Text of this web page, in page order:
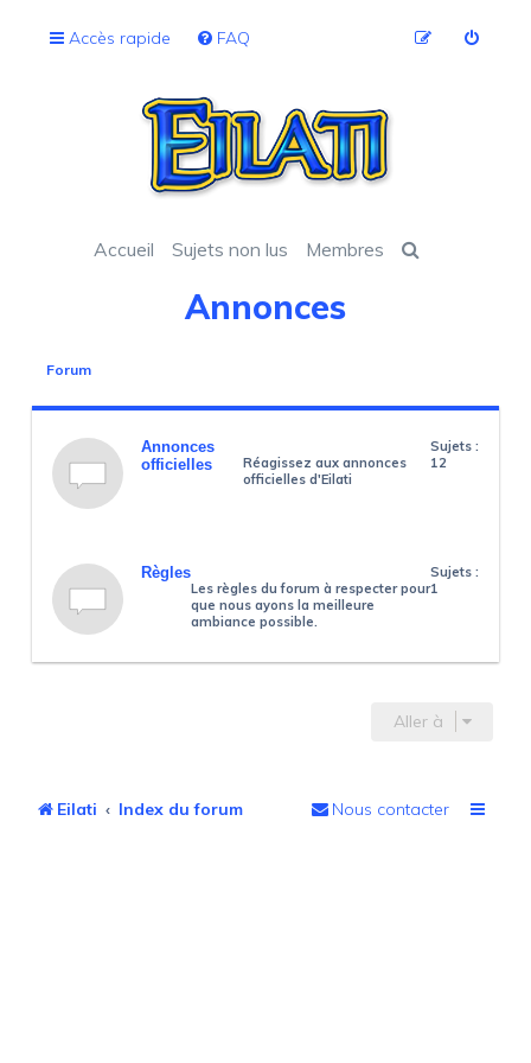
Accès rapide FAQ
Accueil Sujets non lus Membres
Annonces
Forum
Annonces
officielles
Réagissez aux annonces
officielles d'Eilati
Sujets :
12
Règles
Les règles du forum à respecter pour
que nous ayons la meilleure
ambiance possible.
Sujets :
1
Aller à
Eilati Index du forum Nous contacter